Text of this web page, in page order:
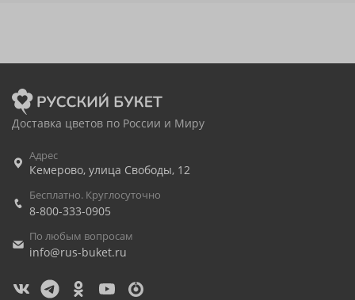
Доставка цветов по России и Миру
Адрес
Кемерово, улица Свободы, 12
Бесплатно. Круглосуточно
8-800-333-0905
По любым вопросам
info@rus-buket.ru